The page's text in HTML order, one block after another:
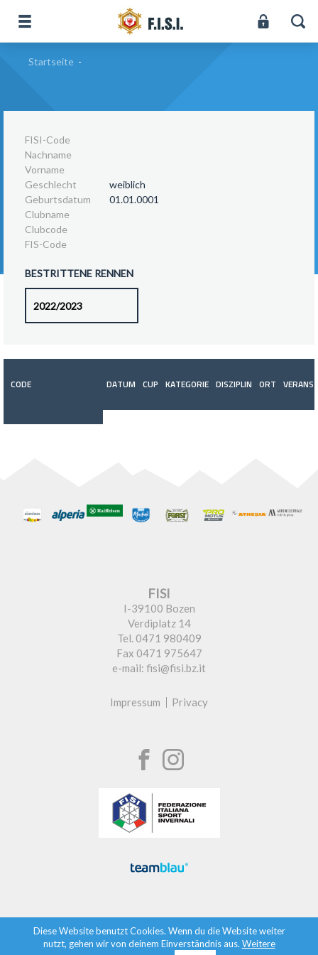
Startseite -
FISI-Code
Nachname
Vorname
Geschlecht
weiblich
Geburtsdatum
01.01.0001
Clubname
Clubcode
FIS-Code
BESTRITTENE RENNEN
CODE DATUM CUP KATEGORIE DISZIPLIN ORT
FISI
I-39100 Bozen
Verdiplatz 14
Tel. 0471 980409
Fax 0471 975647
e-mail: fisi@fisi.bz.it
Impressum Privacy
Diese Website benutzt Cookies. Wenn du die Website weiter
nutzt, gehen wir von deinem Einverständnis aus. Weitere